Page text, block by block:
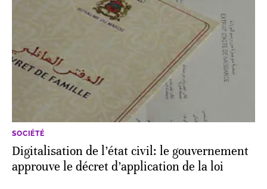
SOCIÉTÉ
Digitalisation de l’état civil: le gouvernement
approuve le décret d’application de la loi